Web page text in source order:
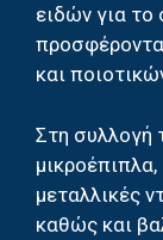
ειδών για το
και
Στη συλλογή
μεταλλικές
καθώς και